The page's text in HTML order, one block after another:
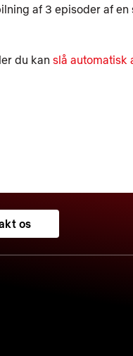
af 3 episoder af
du kan slå automatisk
os